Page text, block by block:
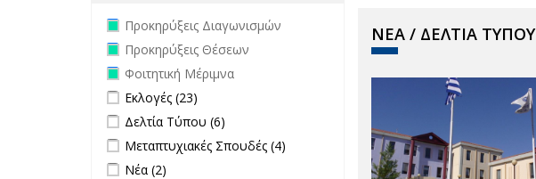
ΝΕΑ / ΔΕΛΤΙΑ ΤΥΠΟΥ
Remove Προκηρύξεις Διαγωνισμών
filter
Προκηρύξεις Διαγωνισμών
Remove Προκηρύξεις Θέσεων filter
Προκηρύξεις Θέσεων
Remove Φοιτητική Μέριμνα filter
Φοιτητική Μέριμνα
Apply Εκλογές filter
Εκλογές (23)
Apply Δελτία Τύπου filter
Δελτία Τύπου (6)
Apply Μεταπτυχιακές Σπουδές filter
Μεταπτυχιακές Σπουδές (4)
Μεταπτυχιακές
Apply Νέα filter
Νέα (2)